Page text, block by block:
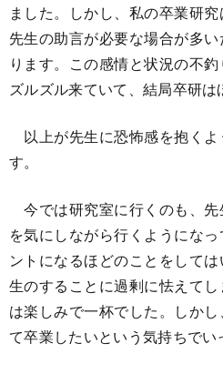
ました。しかし、私の卒業研
先生の助言が必要な場合が多
ります。この感情と状況の不
ズルズル来ていて、結局卒研は
以上が先生に恐怖感を抱く
す。
今では研究室に行くのも、
を気にしながら行くようにな
ントになるほどのことをして
生のすることに過剰に怯えて
は楽しみで一杯でした。しか
て卒業したいという気持ちでい